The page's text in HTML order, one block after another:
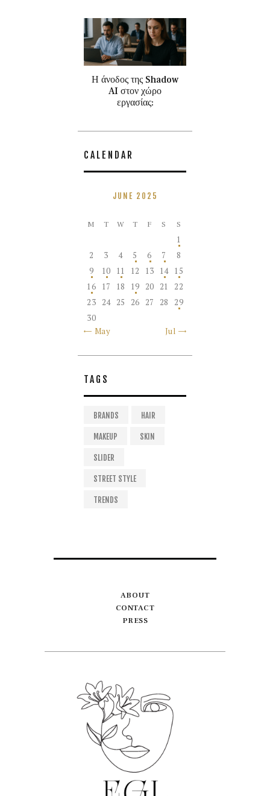
Η άνοδος της Shadow
AI στον χώρο
εργασίας:
CALENDAR
JUNE 2025
M T W T F S S
1
2
3 4 5 6 7
8
9
10 11 12 13 14 15
16
17 18 19 20 21
22
23
24 25 26 27 28
29
30
« May
Jul »
TAGS
BRANDS HAIR
MAKEUP SKIN
SLIDER
STREET STYLE
TRENDS
ABOUT
CONTACT
PRESS